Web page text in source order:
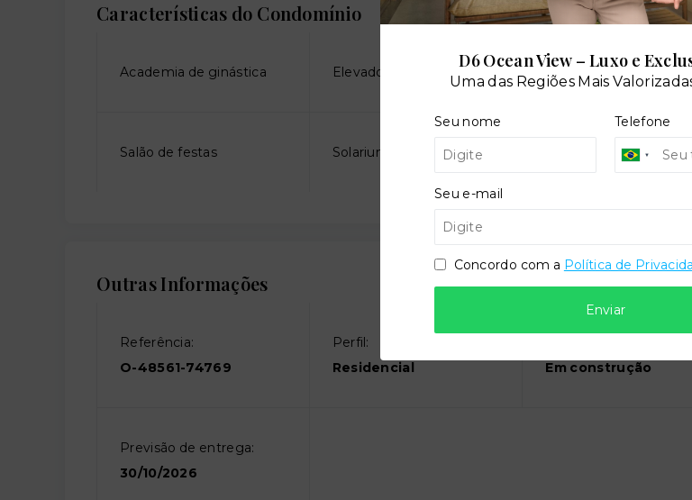
Características do Condomínio
Academia de ginástica Elevador social Playground
Salão de festas Solarium
Outras Informações
Referência:
O-48561-74769
Perfil:
Residencial
Em construção
Previsão de entrega:
30/10/2026
D6 Ocean View – Luxo e
Uma das Regiões Mais
Seu nome Telefone
Seu e-mail
Concordo com a Política de
Enviar